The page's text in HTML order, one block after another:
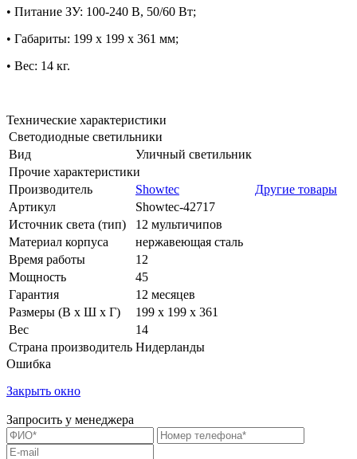
• Питание ЗУ: 100-240 В, 50/60 Вт;
• Габариты: 199 х 199 х 361 мм;
• Вес: 14 кг.
Технические характеристики
Светодиодные светильники
Вид
Уличный светильник
Прочие характеристики
Производитель
Showtec
Другие товары
Артикул
Showtec-42717
Источник света (тип)
12 мультичипов
Материал корпуса
нержавеющая сталь
Время работы
12
Мощность
45
Гарантия
12 месяцев
Размеры (В х Ш х Г)
199 х 199 х 361
Вес
14
Страна производитель Нидерланды
Ошибка
Закрыть окно
Запросить у менеджера